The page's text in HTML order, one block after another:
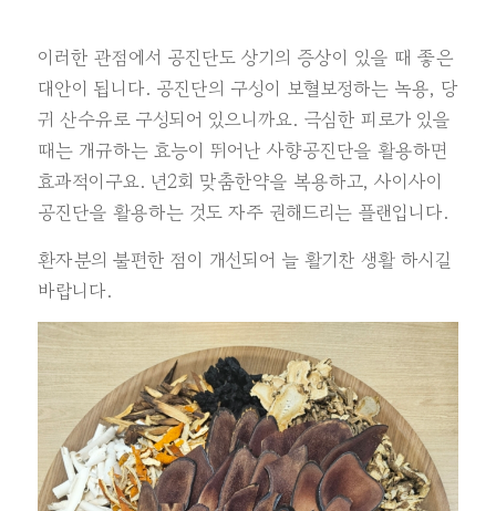
이러한 관점에서 공진단도 상기의 증상이 있을 때 좋은
대안이 됩니다. 공진단의 구성이 보혈보정하는 녹용, 당
귀 산수유로 구성되어 있으니까요. 극심한 피로가 있을
때는 개규하는 효능이 뛰어난 사향공진단을 활용하면
효과적이구요. 년2회 맞춤한약을 복용하고, 사이사이
공진단을 활용하는 것도 자주 권해드리는 플랜입니다.
환자분의 불편한 점이 개선되어 늘 활기찬 생활 하시길
바랍니다.